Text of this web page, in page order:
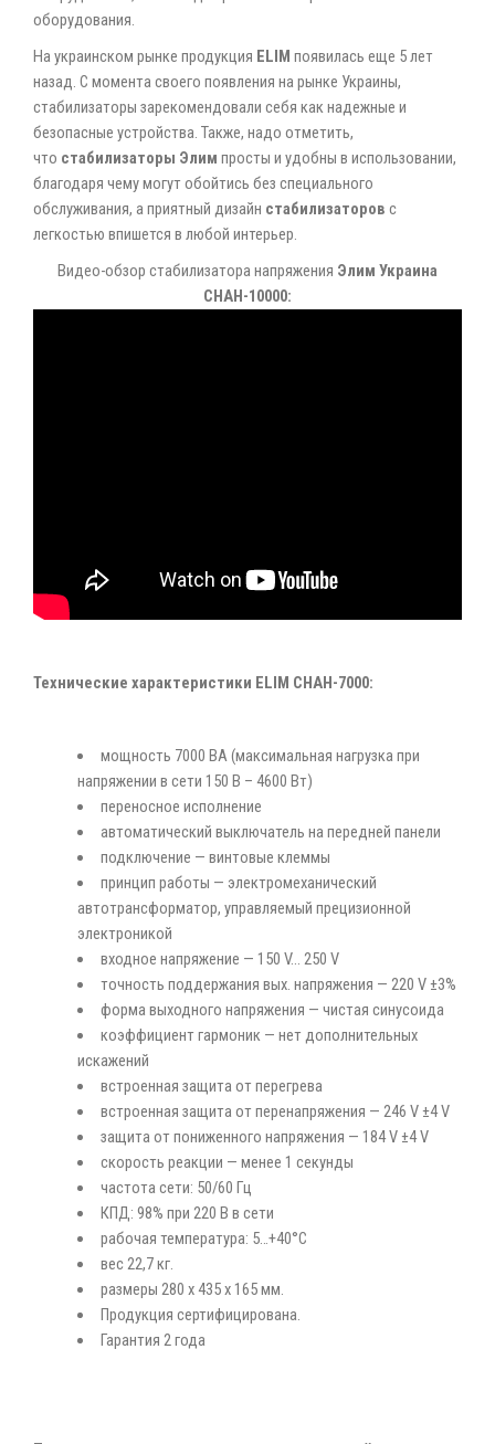
оборудования.
На украинском рынке продукция ELIM появилась еще 5 лет
назад. С момента своего появления на рынке Украины,
стабилизаторы зарекомендовали себя как надежные и
безопасные устройства. Также, надо отметить,
что стабилизаторы Элим просты и удобны в использовании,
благодаря чему могут обойтись без специального
обслуживания, а приятный дизайн стабилизаторов с
легкостью впишется в любой интерьер.
Видео-обзор стабилизатора напряжения Элим Украина
СНАН-10000:
Технические характеристики ELIM СНАН-7000:
мощность 7000 ВА (максимальная нагрузка при
напряжении в сети 150 В – 4600 Вт)
переносное исполнение
автоматический выключатель на передней панели
подключение — винтовые клеммы
принцип работы — электромеханический
автотрансформатор, управляемый прецизионной
электроникой
входное напряжение — 150 V... 250 V
точность поддержания вых. напряжения — 220 V ±3%
форма выходного напряжения — чистая синусоида
коэффициент гармоник — нет дополнительных
искажений
встроенная защита от перегрева
встроенная защита от перенапряжения — 246 V ±4 V
защита от пониженного напряжения — 184 V ±4 V
скорость реакции — менее 1 секунды
частота сети: 50/60 Гц
КПД: 98% при 220 В в сети
рабочая температура: 5…+40°С
вес 22,7 кг.
размеры 280 х 435 х 165 мм.
Продукция сертифицирована.
Гарантия 2 года